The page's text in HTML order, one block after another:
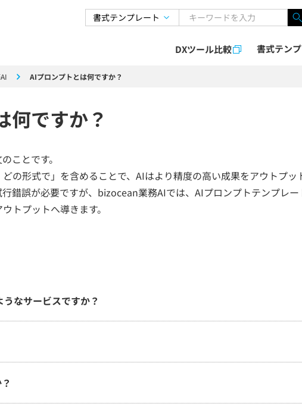
DXツール比較 書式テン
AIプロンプトとは何ですか？
何ですか？
ことです。
の形式で」を含めることで、AIはより精度の高い成果をアウトプッ
錯誤が必要ですが、bizocean業務AIでは、AIプロンプトテンプレ
トプットへ導きます。
なサービスですか？